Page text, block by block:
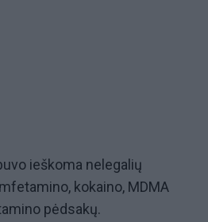
ieškoma nelegalių
kokaino, MDMA
pėdsakų.